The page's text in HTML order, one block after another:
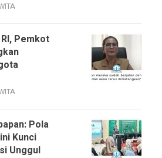
Pemkot
Pola
Kunci
Unggul